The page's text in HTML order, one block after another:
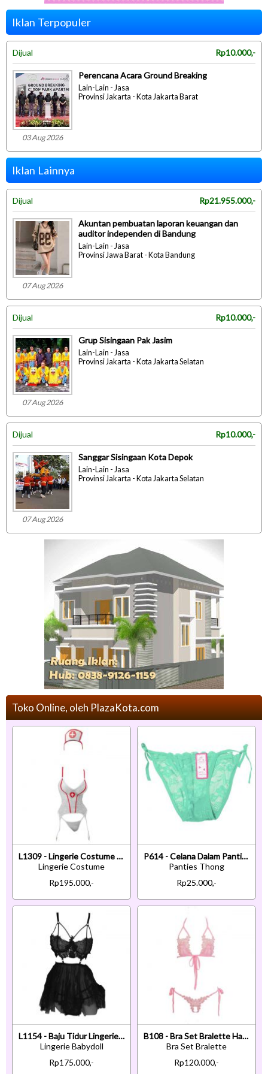
Iklan Terpopuler
Dijual Rp10.000,-
03 Aug 2026
Perencana Acara Ground Breaking
Lain-Lain - Jasa
Provinsi Jakarta - Kota Jakarta Barat
Iklan Lainnya
Dijual Rp21.955.000,-
07 Aug 2026
Akuntan pembuatan laporan keuangan dan
auditor independen di Bandung
Lain-Lain - Jasa
Provinsi Jawa Barat - Kota Bandung
Dijual Rp10.000,-
07 Aug 2026
Grup Sisingaan Pak Jasim
Lain-Lain - Jasa
Provinsi Jakarta - Kota Jakarta Selatan
Dijual Rp10.000,-
07 Aug 2026
Sanggar Sisingaan Kota Depok
Lain-Lain - Jasa
Provinsi Jakarta - Kota Jakarta Selatan
Toko Online, oleh PlazaKota.com
L1309 - Lingerie Costume Cosplay Nurse Suster Perawat Putih Transparan Bando Garter Stocking
Lingerie Costume
Rp195.000,-
P614 - Celana Dalam Panties Thong Hijau Transparan Ikat Samping
Panties Thong
Rp25.000,-
L1154 - Baju Tidur Lingerie Babydoll Mini Dress Hitam Transparan Pengait Belakang
Lingerie Babydoll
Rp175.000,-
B108 - Bra Set Bralette Halter Pink Celana Dalam Crotchless Ikat Samping
Bra Set Bralette
Rp120.000,-